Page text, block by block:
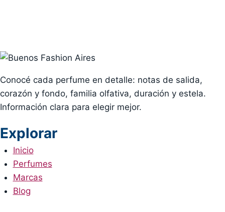
Conocé cada perfume en detalle: notas de salida,
corazón y fondo, familia olfativa, duración y estela.
Información clara para elegir mejor.
Explorar
Inicio
Perfumes
Marcas
Blog